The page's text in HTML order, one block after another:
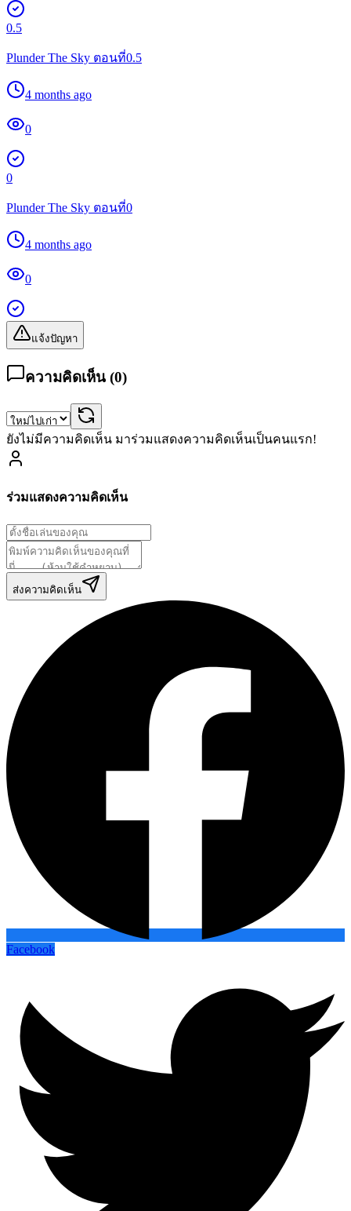
0.5
Plunder The Sky ตอนที่0.5
4 months ago
0
0
Plunder The Sky ตอนที่0
4 months ago
0
แจ้งปัญหา
ความคิดเห็น (0)
ยังไม่มีความคิดเห็น มาร่วมแสดงความคิดเห็นเป็นคนแรก!
ร่วมแสดงความคิดเห็น
ส่งความคิดเห็น
Facebook